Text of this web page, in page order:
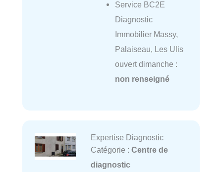
Service BC2E
Diagnostic
Immobilier Massy,
Palaiseau, Les Ulis
ouvert dimanche :
non renseigné
Expertise Diagnostic
Catégorie : Centre de
diagnostic